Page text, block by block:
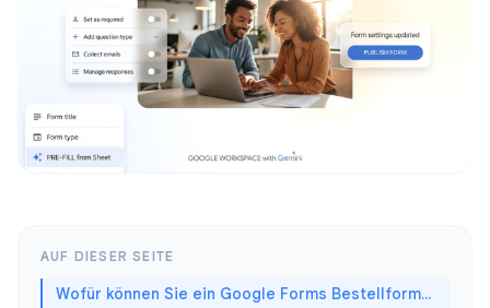
AUF DIESER SEITE
Wofür können Sie ein Google Forms Bestellformular verwenden?